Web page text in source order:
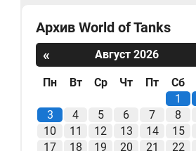
Архив World of Tanks
«
Август 2026
Пн Вт Ср Чт Пт
Сб
1
3
4 5 6 7
8
10
11 12 13 14
15
17
18 19 20 21 22